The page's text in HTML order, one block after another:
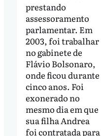
prestando
assessoramento
parlamentar. Em
2003, foi trabalhar
no gabinete de
Flávio Bolsonaro,
onde ficou durante
cinco anos. Foi
exonerado no
mesmo dia em que
sua filha Andrea
foi contratada para